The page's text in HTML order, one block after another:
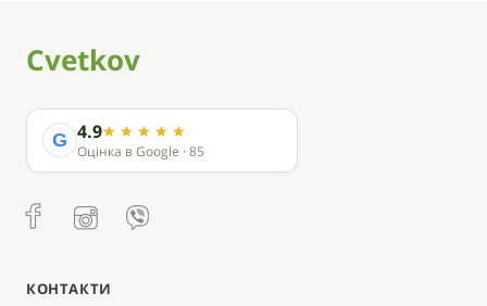
Cvetkov
G 4.9
Оцінка в Google · 85
КОНТАКТИ